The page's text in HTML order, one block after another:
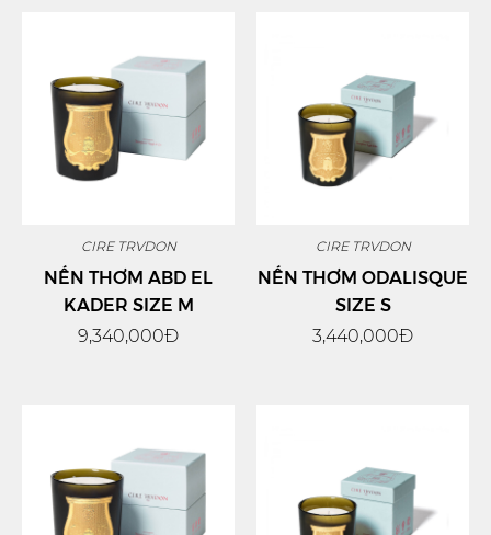
CIRE TRVDON
NẾN THƠM ABD EL
KADER SIZE M
9,340,000Đ
CIRE TRVDON
NẾN THƠM ODALISQUE
SIZE S
3,440,000Đ